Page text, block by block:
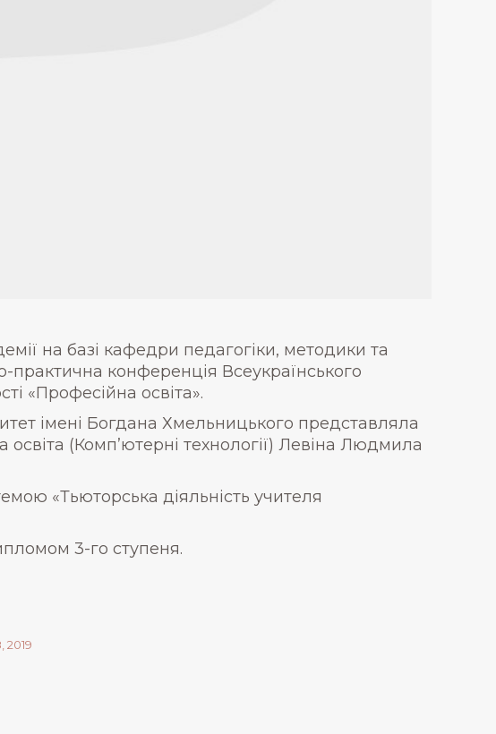
на базі кафедри педагогіки, методики та
практична конференція Всеукраїнського
«Професійна освіта».
імені Богдана Хмельницького представляла
освіта (Комп’ютерні технології) Левіна Людмила
«Тьюторська діяльність учителя
3-го ступеня.
2019